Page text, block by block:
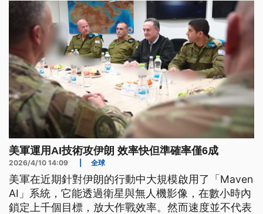
美軍運用AI技術攻伊朗 效率快但準確率僅6成
2026/4/10 14:09 全球
美軍在近期針對伊朗的行動中大規模啟用了「Maven
AI」系統，它能透過衛星與無人機影像，在數小時內
鎖定上千個目標，放大作戰效率。然而速度並不代表